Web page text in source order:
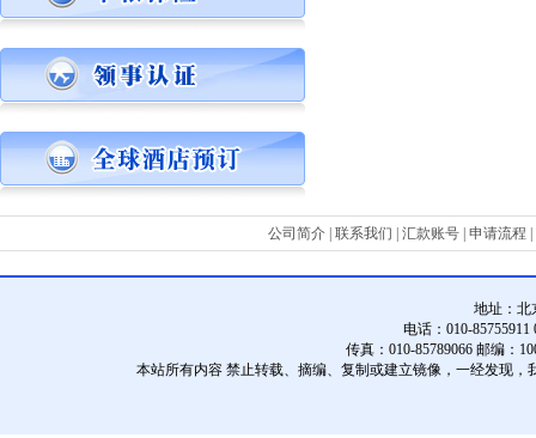
公司简介 联系我们 汇款账号 申请流程
地址：北
电话：010-85755911
传真：010-85789066 邮编：
本站所有内容 禁止转载、摘编、复制或建立镜像，一经发现